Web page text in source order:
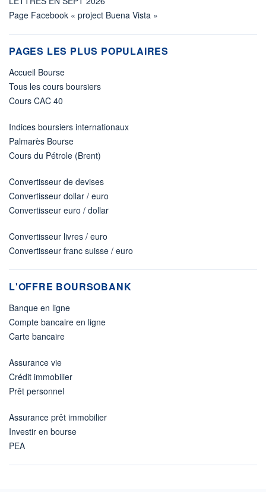
Page Facebook « project Buena Vista »
PAGES LES PLUS POPULAIRES
Accueil Bourse
Tous les cours boursiers
Cours CAC 40
Indices boursiers internationaux
Palmarès Bourse
Cours du Pétrole (Brent)
Convertisseur de devises
Convertisseur dollar / euro
Convertisseur euro / dollar
Convertisseur livres / euro
Convertisseur franc suisse / euro
L'OFFRE BOURSOBANK
Banque en ligne
Compte bancaire en ligne
Carte bancaire
Assurance vie
Crédit immobilier
Prêt personnel
Assurance prêt immobilier
Investir en bourse
PEA